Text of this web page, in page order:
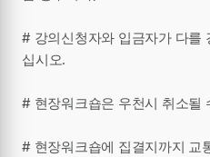
# 강의신청자와 입금자가 다를
십시오.
# 현장워크숍은 우천시 취소될
# 현장워크숍에 집결지까지 교